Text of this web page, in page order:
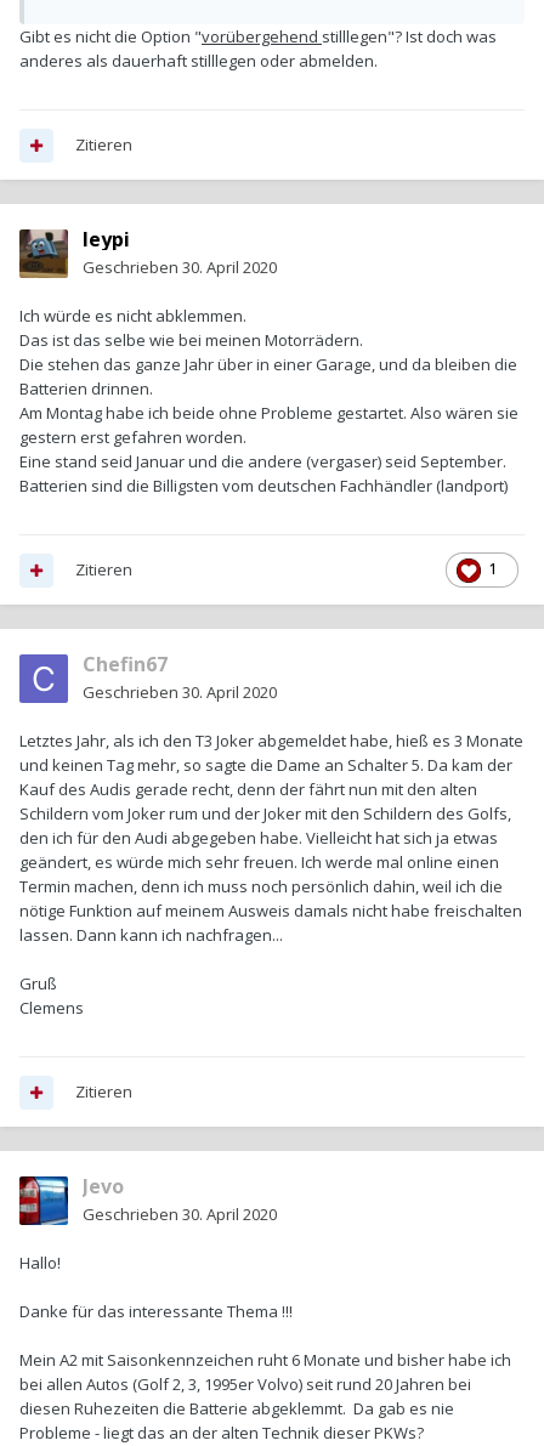
Gibt es nicht die Option "vorübergehend stilllegen"? Ist doch was
anderes als dauerhaft stilllegen oder abmelden.
Zitieren
leypi
Geschrieben 30. April 2020
Ich würde es nicht abklemmen.
Das ist das selbe wie bei meinen Motorrädern.
Die stehen das ganze Jahr über in einer Garage, und da bleiben die
Batterien drinnen.
Am Montag habe ich beide ohne Probleme gestartet. Also wären sie
gestern erst gefahren worden.
Eine stand seid Januar und die andere (vergaser) seid September.
Batterien sind die Billigsten vom deutschen Fachhändler (landport)
1
Zitieren
Chefin67
Geschrieben 30. April 2020
Letztes Jahr, als ich den T3 Joker abgemeldet habe, hieß es 3 Monate
und keinen Tag mehr, so sagte die Dame an Schalter 5. Da kam der
Kauf des Audis gerade recht, denn der fährt nun mit den alten
Schildern vom Joker rum und der Joker mit den Schildern des Golfs,
den ich für den Audi abgegeben habe. Vielleicht hat sich ja etwas
geändert, es würde mich sehr freuen. Ich werde mal online einen
Termin machen, denn ich muss noch persönlich dahin, weil ich die
nötige Funktion auf meinem Ausweis damals nicht habe freischalten
lassen. Dann kann ich nachfragen...
Gruß
Clemens
Zitieren
Jevo
Geschrieben 30. April 2020
Hallo!
Danke für das interessante Thema !!!
Mein A2 mit Saisonkennzeichen ruht 6 Monate und bisher habe ich
bei allen Autos (Golf 2, 3, 1995er Volvo) seit rund 20 Jahren bei
diesen Ruhezeiten die Batterie abgeklemmt. Da gab es nie
Probleme - liegt das an der alten Technik dieser PKWs?